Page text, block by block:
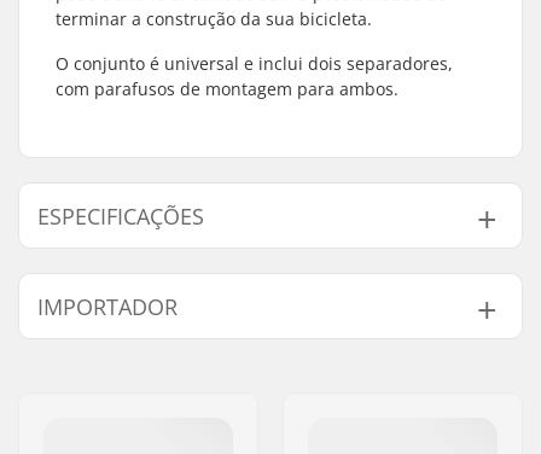
terminar a construção da sua bicicleta.
O conjunto é universal e inclui dois separadores,
com parafusos de montagem para ambos.
ESPECIFICAÇÕES
Compatível com Gyro:
Sim
Peso:
IMPORTADOR